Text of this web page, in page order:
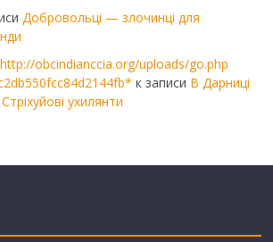
Добровольці — злочинці для
obcindianccia.org/uploads/go.php
к записи В Дарниці
ухилянти